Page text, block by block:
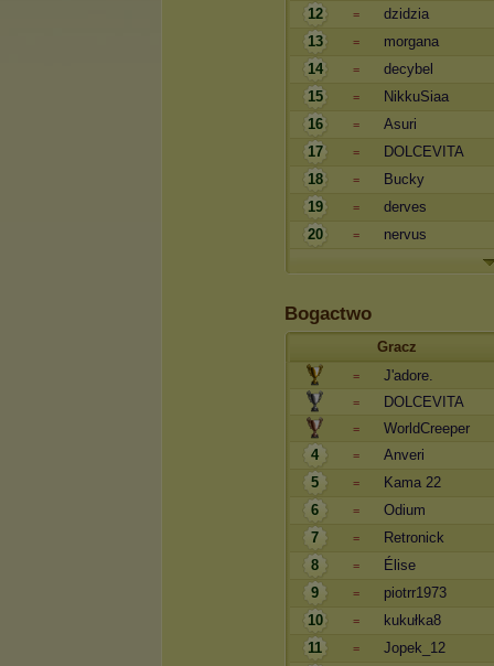
12
=
dzidzia
13
=
morgana
14
=
decybel
15
=
NikkuSiaa
16
=
Asuri
17
=
DOLCEVITA
18
=
Bucky
19
=
derves
20
= nervus
Bogactwo
Gracz
= J'adore.
= DOLCEVITA
=
WorldCreeper
4
=
Anveri
5
=
Kama 22
6
=
Odium
7
=
Retronick
8
=
Élise
9
=
piotrr1973
10
=
kukułka8
11
=
Jopek_12